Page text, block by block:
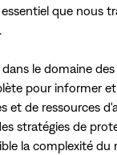
que nous
le domaine des
pour informer
de ressources
stratégies de
la complexité